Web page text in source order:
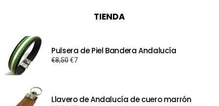
TIENDA
Pulsera de Piel Bandera Andalucía
€8,50El
€8,50.
€7El
€7.
Llavero de Andalucía de cuero marrón